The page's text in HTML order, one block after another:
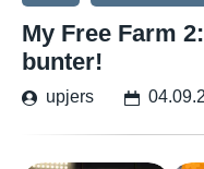
My Free Farm
bunter!
upjers